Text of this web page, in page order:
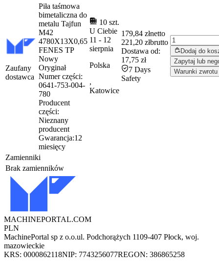
Zaufany
dostawca
Piła taśmowa
bimetaliczna do
metalu Tajfun
M42
4780X13X0,65
FENES TP
Nowy
Oryginał
Numer części:
0641-753-004-
780
Producent
części:
Nieznany
producent
Gwarancja:12
miesięcy
10 szt.
U Ciebie
11 - 12
sierpnia
Polska
,
Katowice
179,84 złnetto
221,20 złbrutto
Dostawa od:
17,75 zł
7 Days
Safety
Dodaj do
Zapytaj lub
Warunki zwrotu
Zamienniki
Brak zamienników
MACHINEPORTAL.COM
PLN
MachinePortal sp z o.o.ul. Podchorążych 1109-407 Płock, woj.
mazowieckie
KRS: 0000862118NIP: 7743256077REGON: 386865258